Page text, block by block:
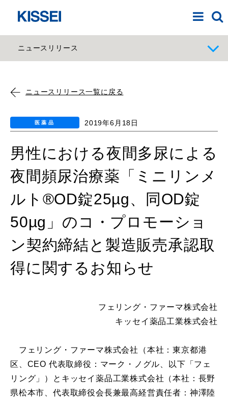
ニュースリリース
ニュースリリース一覧に戻る
医薬品 2019年6月18日
男性における夜間多尿による
夜間頻尿治療薬「ミニリンメ
ルト®OD錠25µg、同OD錠
50µg」のコ・プロモーショ
ン契約締結と製造販売承認取
得に関するお知らせ
フェリング・ファーマ株式会社
キッセイ薬品工業株式会社
フェリング・ファーマ株式会社（本社：東京都港
区、CEO 代表取締役：マーク・ノグル、以下「フェ
リング」）とキッセイ薬品工業株式会社（本社：長野
県松本市、代表取締役会長兼最高経営責任者：神澤陸